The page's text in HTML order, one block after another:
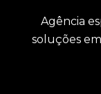
Agência
soluções